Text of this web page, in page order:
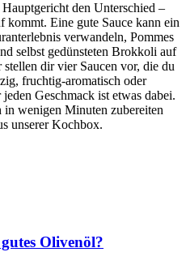
den Unterschied –
kommt. Eine gute Sauce kann ein
verwandeln, Pommes
selbst gedünsteten Brokkoli auf
dir vier Saucen vor, die du
fruchtig-aromatisch oder
Geschmack ist etwas dabei.
in wenigen Minuten zubereiten
unserer Kochbox.
Olivenöl?